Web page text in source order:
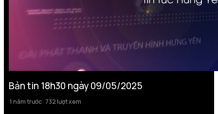
Bản tin 18h30 ngày 09/05/2025
1 năm trước 732 lượt xem